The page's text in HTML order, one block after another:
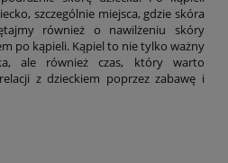
szczególnie miejsca, gdzie skóra
również o nawilżeniu skóry
po kąpieli. Kąpiel to nie tylko ważny
ale również czas, który warto
z dzieckiem poprzez zabawę i